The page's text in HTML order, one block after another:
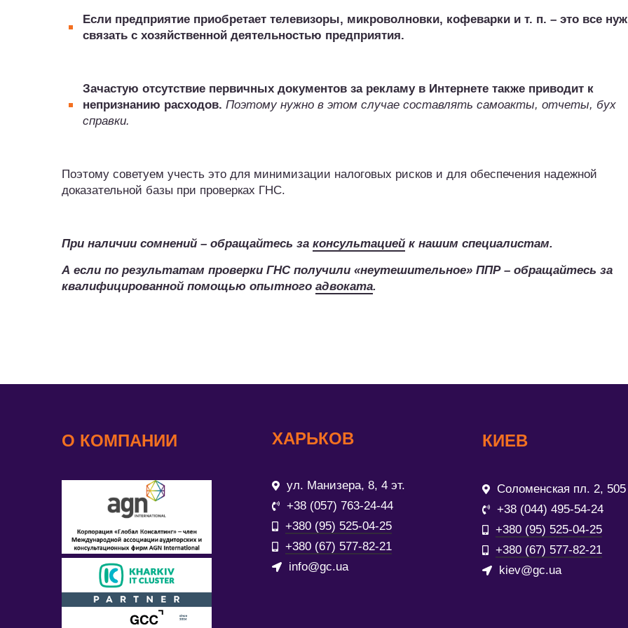
Если предприятие приобретает телевизоры, микроволновки, кофеварки и т. п. – это все
связать с хозяйственной деятельностью предприятия.
Зачастую отсутствие первичных документов за рекламу в Интернете также приводит к
непризнанию расходов. Поэтому нужно в этом случае составлять самоакты, отчеты, бух
справки.
Поэтому советуем учесть это для минимизации налоговых рисков и для обеспечения надежной
доказательной базы при проверках ГНС.
При наличии сомнений – обращайтесь за консультацией к нашим специалистам.
А если по результатам проверки ГНС получили «неутешительное» ППР – обращайтесь за
квалифицированной помощью опытного адвоката.
О КОМПАНИИ ХАРЬКОВ
ул. Манизера, 8, 4 эт.
+38 (057) 763-24-44
+380 (95) 525-04-25
+380 (67) 577-82-21
info@gc.ua
КИЕВ
Соломенская пл. 2, 505
+38 (044) 495-54-24
+380 (95) 525-04-25
+380 (67) 577-82-21
kiev@gc.ua